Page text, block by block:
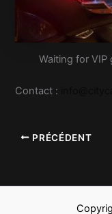
Waiting for
Contact :
PRÉCÉDENT